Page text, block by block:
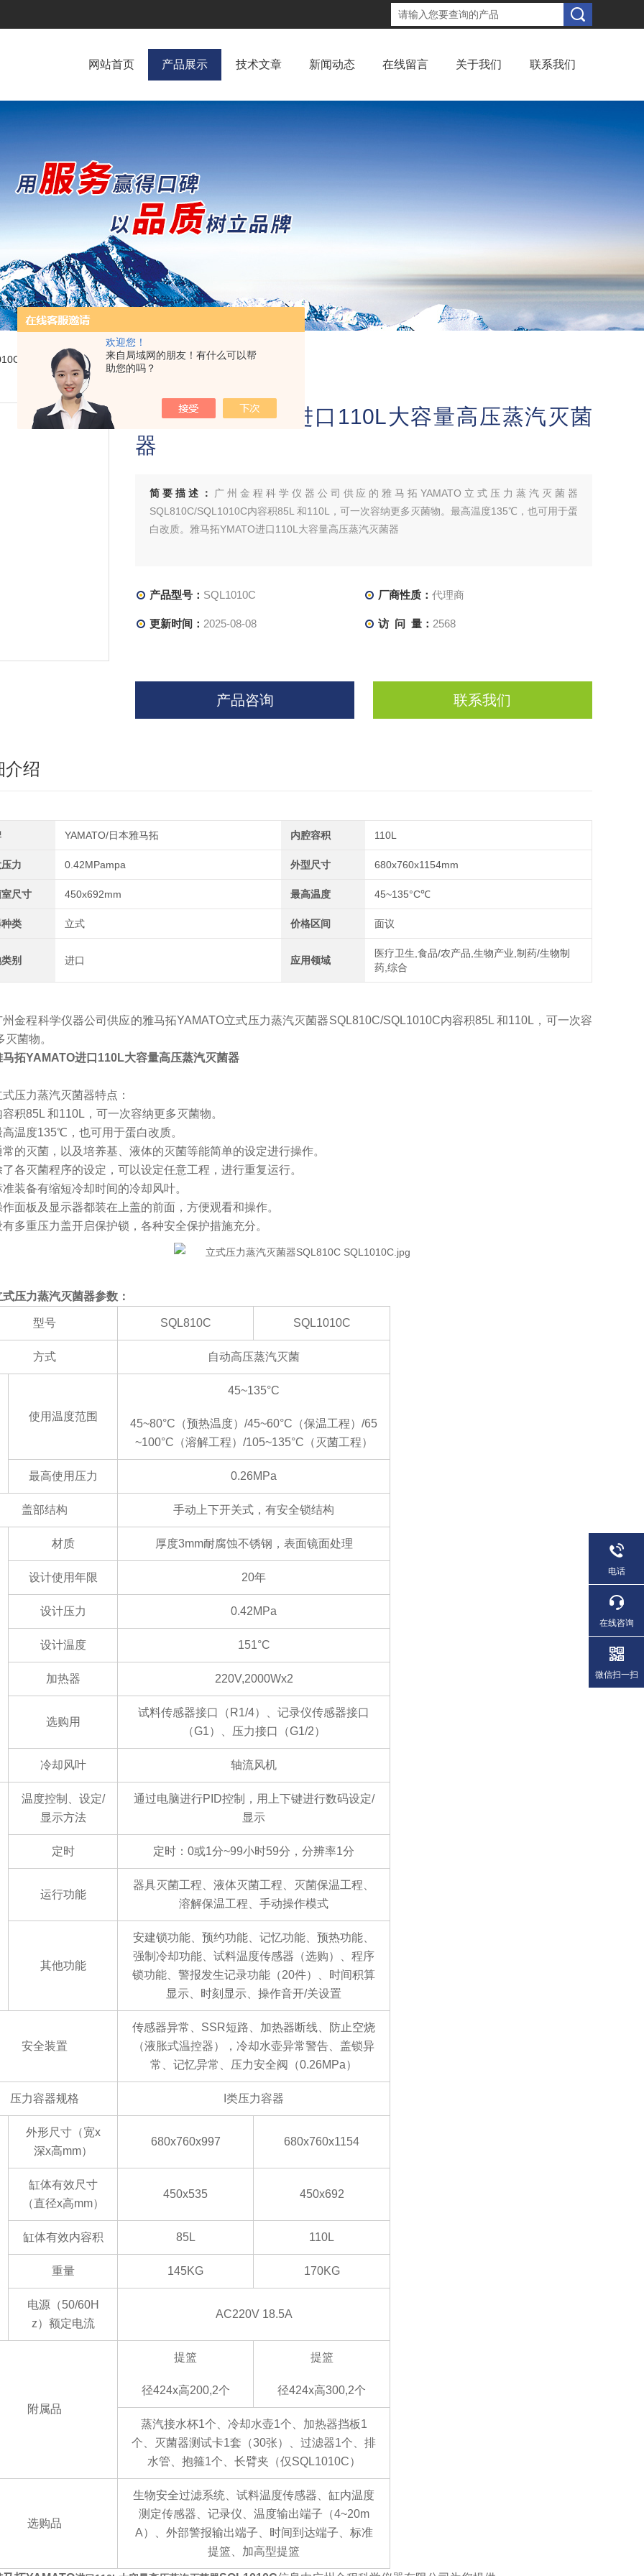
欢迎您！
来自局域网的朋友！有什么可以帮
助您的吗？
网站首页 产品展示 技术文章 新闻动态 在线留言 关于我们 联系我们
雅马拓YAMATO进口110L大容量高压蒸汽灭菌器
雅马拓YAMATO进口110L大容量高压蒸汽灭菌
器
简要描述：
广州金程科学仪器公司供应的雅马拓YAMATO立式压力蒸汽灭菌器
SQL810C/SQL1010C内容积85L 和110L，可一次容纳更多灭菌物。最高温度135℃，也可用于蛋
白改质。雅马拓YMATO进口110L大容量高压蒸汽灭菌器
产品型号： SQL1010C 厂商性质： 代理商
更新时间： 2025-08-08 访 问 量： 2568
产品咨询 联系我们
介绍
YAMATO/日本雅马拓 内腔容积 110L
力 0.42MPampa 外型尺寸 680x760x1154mm
尺寸 450x692mm 最高温度 45~135°C℃
类 立式 价格区间 面议
别 进口 应用领域
医疗卫生,食品/农产品,生物产业,制药/生物制
药,综合
州金程科学仪器公司供应的雅马拓YAMATO立式压力蒸汽灭菌器SQL810C/SQL1010C内容积85L 和110L，可一次容
灭菌物。
马拓YAMATO进口110L大容量高压蒸汽灭菌器
式压力蒸汽灭菌器特点：
容积85L 和110L，可一次容纳更多灭菌物。
高温度135℃，也可用于蛋白改质。
常的灭菌，以及培养基、液体的灭菌等能简单的设定进行操作。
了各灭菌程序的设定，可以设定任意工程，进行重复运行。
准装备有缩短冷却时间的冷却风叶。
作面板及显示器都装在上盖的前面，方便观看和操作。
有多重压力盖开启保护锁，各种安全保护措施充分。
式压力蒸汽灭菌器参数：
型号 SQL810C SQL1010C
方式 自动高压蒸汽灭菌
使用温度范围
45~135°C
45~80°C（预热温度）/45~60°C（保温工程）/65
~100°C（溶解工程）/105~135°C（灭菌工程）
最高使用压力 0.26MPa
盖部结构 手动上下开关式，有安全锁结构
材质 厚度3mm耐腐蚀不锈钢，表面镜面处理
设计使用年限 20年
设计压力 0.42MPa
设计温度 151°C
加热器 220V,2000Wx2
选购用
试料传感器接口（ R1/4）、记录仪传感器接口
（G1）、压力接口（G1/2）
冷却风叶 轴流风机
温度控制、设定/
显示方法
通过电脑进行PID控制，用上下键进行数码设定/
显示
定时 定时： 0或1分~99小时59分，分辨率1分
运行功能
器具灭菌工程、液体灭菌工程、灭菌保温工程、
溶解保温工程、手动操作模式
其他功能
安建锁功能、预约功能、记忆功能、预热功能、
强制冷却功能、试料温度传感器（选购）、程序
锁功能、警报发生记录功能（20件）、时间积算
显示、时刻显示、操作音开/关设置
安全装置
传感器异常、 SSR短路、加热器断线、防止空烧
（液胀式温控器），冷却水壶异常警告、盖锁异
常、记忆异常、压力安全阀（0.26MPa）
压力容器规格 I类压力容器
外形尺寸（宽x
深x高mm）
680x760x997 680x760x1154
缸体有效尺寸
（直径x高mm）
450x535 450x692
缸体有效内容积 85L 110L
重量 145KG 170KG
电源（50/60H
z）额定电流
AC220V 18.5A
附属品
提篮
径424x高200,2个
提篮
径424x高300,2个
蒸汽接水杯1个、冷却水壶1个、加热器挡板1
个、灭菌器测试卡1套（30张）、过滤器1个、排
水管、抱箍1个、长臂夹（仅SQL1010C）
选购品
生物安全过滤系统、试料温度传感器、缸内温度
测定传感器、记录仪、温度输出端子（4~20m
A）、外部警报输出端子、时间到达端子、标准
提篮、加高型提篮
电话
在线咨询
微信扫一扫